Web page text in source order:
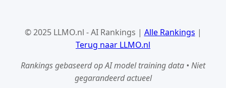
© 2025 LLMO.nl - AI Rankings | Alle Rankings |
Terug naar LLMO.nl
Rankings gebaseerd op AI model training data • Niet
gegarandeerd actueel